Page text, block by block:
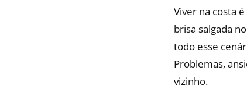
Viver na costa
brisa salgada
todo esse
Problemas,
vizinho.